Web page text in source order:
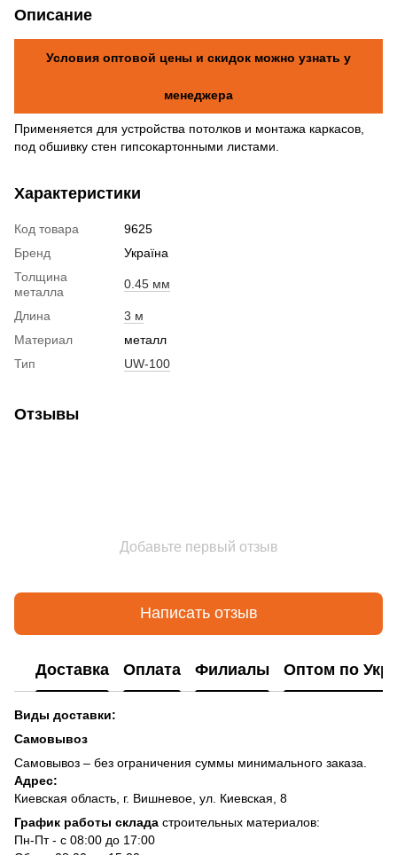
Описание
Условия оптовой цены и скидок можно узнать у
менеджера
Применяется для устройства потолков и монтажа каркасов,
под обшивку стен гипсокартонными листами.
Характеристики
Код товара
9625
Бренд
Україна
Толщина
металла
0.45 мм
Длина
3 м
Материал
металл
Тип
UW-100
Отзывы
Добавьте первый отзыв
Написать отзыв
Доставка Оплата Филиалы Оптом по
Виды доставки:
Самовывоз
Самовывоз – без ограничения суммы минимального заказа.
Адрес:
Киевская область, г. Вишневое, ул. Киевская, 8
График работы склада строительных материалов:
Пн-Пт - с 08:00 до 17:00